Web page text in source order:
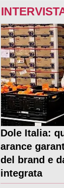
Dole Italia:
arance
del brand e
integrata